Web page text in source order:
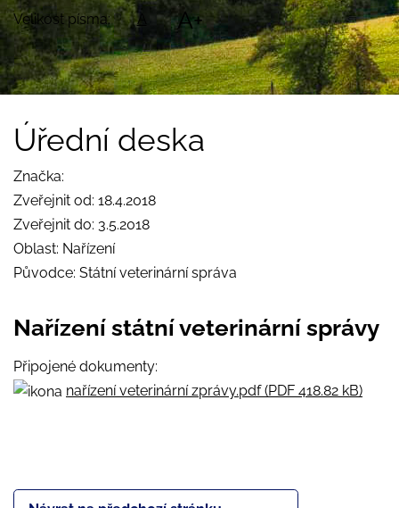
Velikost písma: A A+
Úřední deska
Značka:
Zveřejnit od: 18.4.2018
Zveřejnit do: 3.5.2018
Oblast: Nařízení
Původce: Státní veterinární správa
Nařízení státní veterinární správy
Připojené dokumenty:
nařízení veterinární zprávy.pdf (PDF 418.82 kB)